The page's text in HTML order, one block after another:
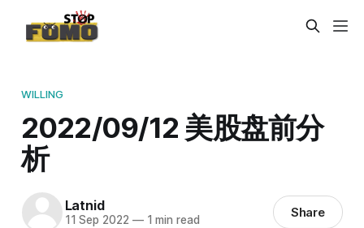
WILLING
2022/09/12 美股盘前分
析
Latnid
11 Sep 2022 —1 min read Share